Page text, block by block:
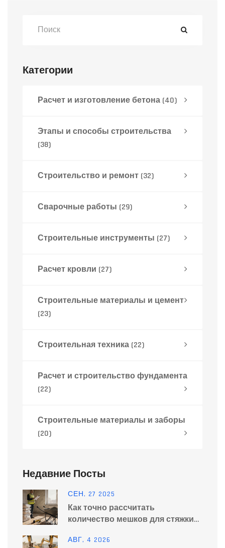
Категории
Расчет и изготовление бетона (40)
Этапы и способы строительства
(38)
Строительство и ремонт (32)
Сварочные работы (29)
Строительные инструменты (27)
Расчет кровли (27)
Строительные материалы и цемент
(23)
Строительная техника (22)
Расчет и строительство фундамента
(22)
Строительные материалы и заборы
(20)
Недавние Посты
СЕН, 27 2025
Как точно рассчитать
количество мешков для стяжки
АВГ, 4 2026